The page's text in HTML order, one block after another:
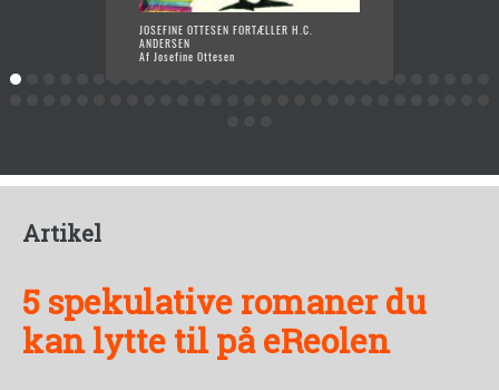
JOSEFINE OTTESEN FORTÆLLER H.C.
ANDERSEN
Af Josefine Ottesen
Artikel
5 spekulative romaner du
kan lytte til på eReolen